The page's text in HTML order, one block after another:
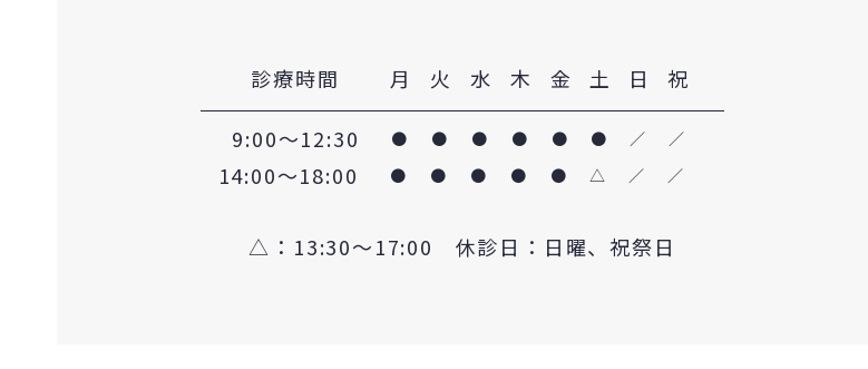
診療時間 月 火 水 木 金 土 日 祝
9:00～12:30 ● ● ● ● ● ● ／ ／
14:00〜18:00 ● ● ● ● ● △ ／ ／
△ ：13:30〜17:00 休診日：日曜、祝祭日